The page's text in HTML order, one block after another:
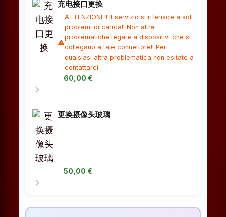
充电接口更换
warning
ATTENZIONE!! Il servizio si riferisce a soli
problemi di carica!! Non altre
problematiche legate a dispositivi che si
collegano a tale connettore!! Per
qualsiasi altra problematica non esitate a
contattarci
60,00 €
chevron_right
更换摄像头玻璃
50,00 €
chevron_right